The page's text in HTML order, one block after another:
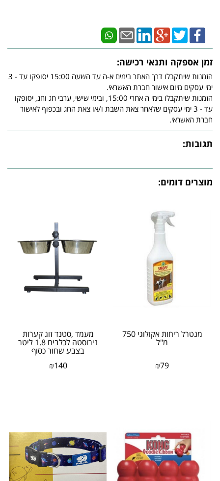
זמן אספקה ותנאי רכישה:
הזמנות שיתקבלו דרך האתר בימים א-ה עד השעה 15:00 יסופקו עד - 3
ימי עסקים מיום אישור חברת האשראי.
הזמנות שיתקבלו בימי ה אחרי 15:00, ובימי שישי, ערבי חג וחג, יסופקו
עד - 3 ימי עסקים שלאחר צאת השבת ו/או צאת החג ובכפוף לאישור
חברת האשראי.
תגובות:
מוצרים דומים:
מנטרל ריחות אקולוגי 750
מ"ל
₪79
מעמד ,סטנד זוג קערות
נירוסטה לכלבים 1.8 ליטר
בצבע שחור כסוף
₪140